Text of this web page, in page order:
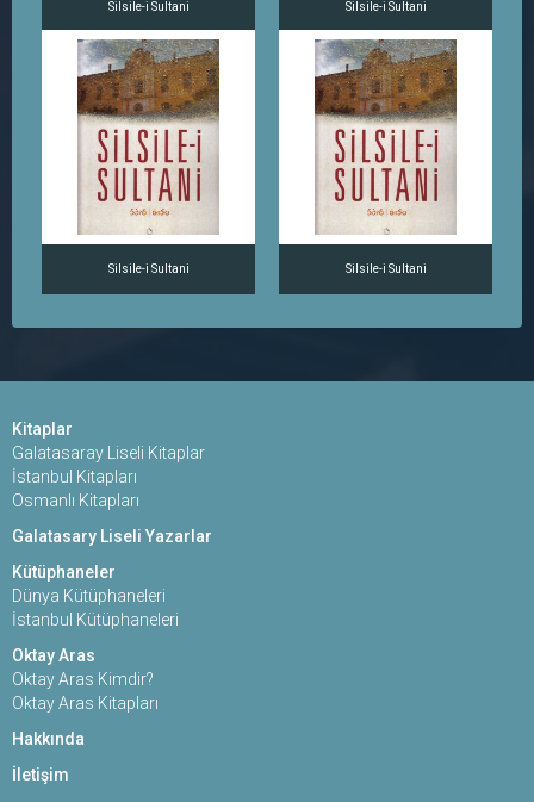
Silsile-i Sultani Silsile-i Sultani
Silsile-i Sultani Silsile-i Sultani
Kitaplar
Galatasaray Liseli Kitaplar
İstanbul Kitapları
Osmanlı Kitapları
Galatasary Liseli Yazarlar
Kütüphaneler
Dünya Kütüphaneleri
İstanbul Kütüphaneleri
Oktay Aras
Oktay Aras Kimdir?
Oktay Aras Kitapları
Hakkında
İletişim